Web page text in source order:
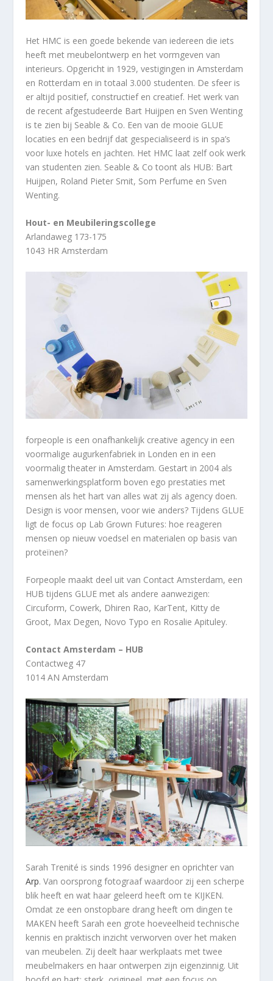
Het HMC is een goede bekende van iedereen die iets
heeft met meubelontwerp en het vormgeven van
interieurs. Opgericht in 1929, vestigingen in Amsterdam
en Rotterdam en in totaal 3.000 studenten. De sfeer is
er altijd positief, constructief en creatief. Het werk van
de recent afgestudeerde Bart Huijpen en Sven Wenting
is te zien bij Seable & Co. Een van de mooie GLUE
locaties en een bedrijf dat gespecialiseerd is in spa’s
voor luxe hotels en jachten. Het HMC laat zelf ook werk
van studenten zien. Seable & Co toont als HUB: Bart
Huijpen, Roland Pieter Smit, Som Perfume en Sven
Wenting.
Hout- en Meubileringscollege
Arlandaweg 173-175
1043 HR Amsterdam
forpeople is een onafhankelijk creative agency in een
voormalige augurkenfabriek in Londen en in een
voormalig theater in Amsterdam. Gestart in 2004 als
samenwerkingsplatform boven ego prestaties met
mensen als het hart van alles wat zij als agency doen.
Design is voor mensen, voor wie anders? Tijdens GLUE
ligt de focus op Lab Grown Futures: hoe reageren
mensen op nieuw voedsel en materialen op basis van
proteïnen?
Forpeople maakt deel uit van Contact Amsterdam, een
HUB tijdens GLUE met als andere aanwezigen:
Circuform, Cowerk, Dhiren Rao, KarTent, Kitty de
Groot, Max Degen, Novo Typo en Rosalie Apituley.
Contact Amsterdam – HUB
Contactweg 47
1014 AN Amsterdam
Sarah Trenité is sinds 1996 designer en oprichter van
Arp. Van oorsprong fotograaf waardoor zij een scherpe
blik heeft en wat haar geleerd heeft om te KIJKEN.
Omdat ze een onstopbare drang heeft om dingen te
MAKEN heeft Sarah een grote hoeveelheid technische
kennis en praktisch inzicht verworven over het maken
van meubelen. Zij deelt haar werkplaats met twee
meubelmakers en haar ontwerpen zijn eigenzinnig. Uit